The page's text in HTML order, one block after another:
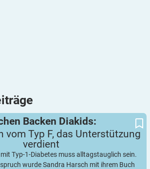
Kochen Backen Diakids:
vom Typ F, das Unterstützung verdient
Backen Diakids:
vom Typ F, das Unterstützung
verdient
Typ-1-Diabetes muss alltagstauglich sein.
wurde Sandra Harsch mit ihrem Buch